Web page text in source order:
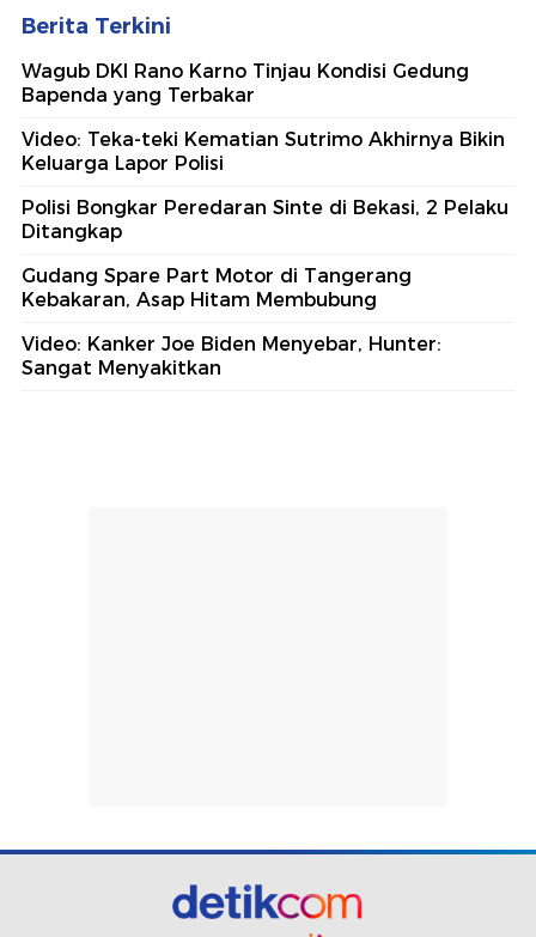
Berita Terkini
Wagub DKI Rano Karno Tinjau Kondisi Gedung
Bapenda yang Terbakar
Video: Teka-teki Kematian Sutrimo Akhirnya Bikin
Keluarga Lapor Polisi
Polisi Bongkar Peredaran Sinte di Bekasi, 2 Pelaku
Ditangkap
Gudang Spare Part Motor di Tangerang
Kebakaran, Asap Hitam Membubung
Video: Kanker Joe Biden Menyebar, Hunter:
Sangat Menyakitkan